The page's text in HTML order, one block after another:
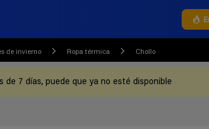
de invierno Ropa térmica Chollo
de 7 días, puede que ya no esté disponible